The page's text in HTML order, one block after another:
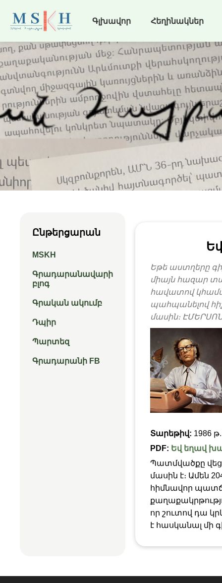
Գլխավոր Հեղինակներ
Ընթերցարան
MSKH
Գրադարանավարի
բլոգ
Գրական ակումբ
Դպիր
Պարտեզ
Գրադարանի FB
Եթե աստղերը
միայն հազար
հավատով
պահպանելով
մասին։
Տարեթիվ: 1986 թ.
PDF: Եվ եղավ
Պատմվածքը վեց
մասին է։ Ամեն
հիմնավոր
որ շուտով դա
է հասկանալ մի